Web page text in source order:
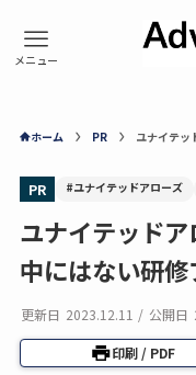
ホーム PR ユナイテッ
PR #ユナイテッドアローズ
ユナイテッド
中にはない研
更新日 2023.12.11 / 公開日
印刷 / PDF